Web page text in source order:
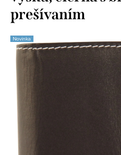
prešívaním
Novinka